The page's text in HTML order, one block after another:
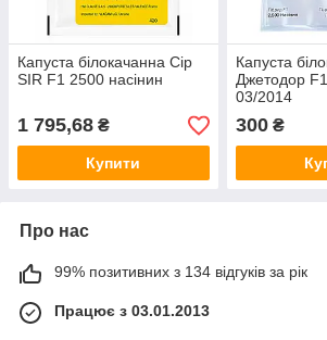
Капуста білокачанна Сір
SIR F1 2500 насінин
1 795,68 ₴
Купити
Капуста
Джетодор
03/2014
300₴
Про нас
99% позитивних з 134 відгуків за рік
Працює з 03.01.2013